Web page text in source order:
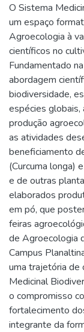
O Sistema
um espaço
Agroecologia à
científicos no
Fundamentado
abordagem
biodiversidade,
espécies
produção
as atividades
beneficiamento
(Curcuma longa)
e de outras
elaborados
em pó, que
feiras
de Agroecologia
Campus
uma trajetória de
Medicinal
o compromisso
fortalecimento
integrante da